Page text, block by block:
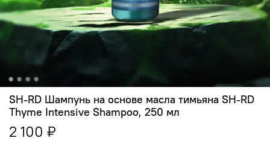
SH-RD Шампунь на основе масла тимьяна SH-RD
Thyme Intensive Shampoo, 250 мл
2 100 ₽